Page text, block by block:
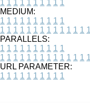
1 1 1 1 1 1 1 1 1 1
MEDIUM:
1 1 1 1 1 1 1 1 1 1
1 1 1 1 1 1 1 1 1 1 1 1 1 1
PARALLELS:
1 1 1 1 1 1 1 1 1 1
1 1 1 1 1 1 1 1 1 1 1 1 1 1
URL PARAMETER:
1 1 1 1 1 1 1 1 1 1